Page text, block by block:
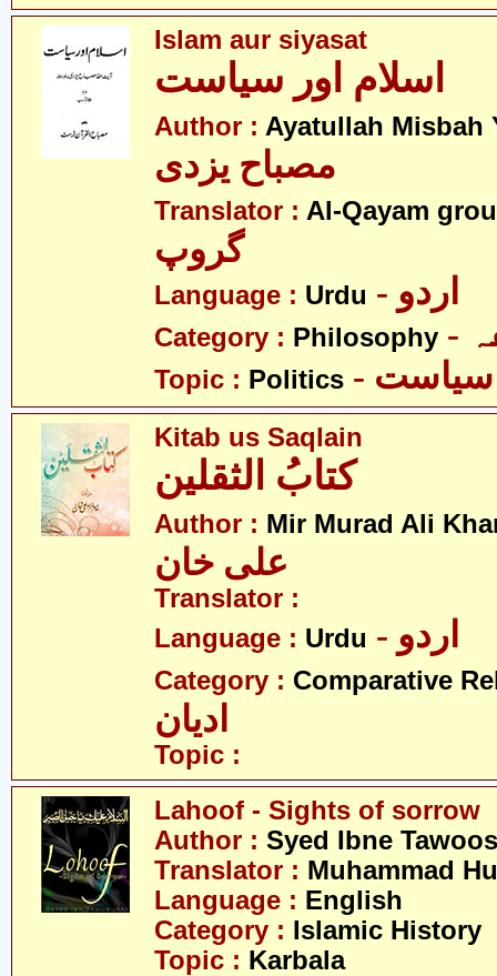
Islam aur siyasat
اسلام اور سیاست
Author : Ayatullah Misbah
مصباح یزدی
Translator : Al-Qayam
گروپ
Language : Urdu - اردو
Category : Philosophy
Topic : Politics - سیاست
Kitab us Saqlain
کتابُ الثقلین
Author : Mir Murad Ali
علی خان
Translator :
Language : Urdu - اردو
Category : Comparative
ادیان
Topic :
Lahoof - Sights of sorrow
Author : Syed Ibne Tawoos
Translator : Muhammad
Language : English
Category : Islamic History
Topic : Karbala